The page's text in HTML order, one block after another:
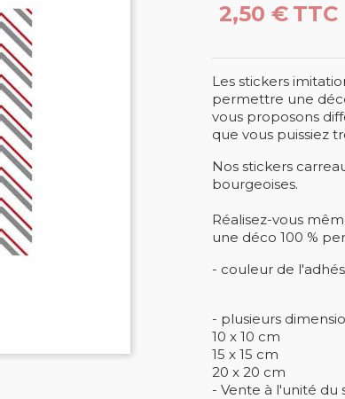
2,50 € TTC
Les stickers
permettre une
vous proposons
que vous puissiez
Nos stickers
bourgeoises.
Réalisez-vous
une déco 100 %
- couleur de
- plusieurs
10 x 10 cm
15 x 15 cm
20 x 20 cm
- Vente à l'unité du